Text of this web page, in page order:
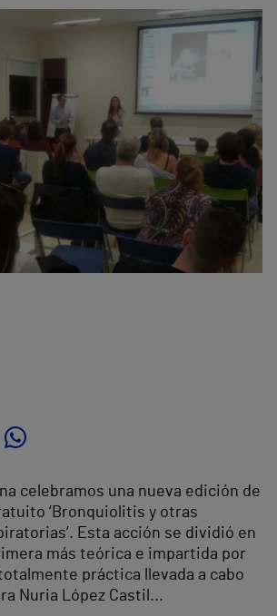
celebramos una nueva edición de
‘Bronquiolitis y otras
Esta acción se dividió en
más teórica e impartida por
práctica llevada a cabo
Nuria López Castil...